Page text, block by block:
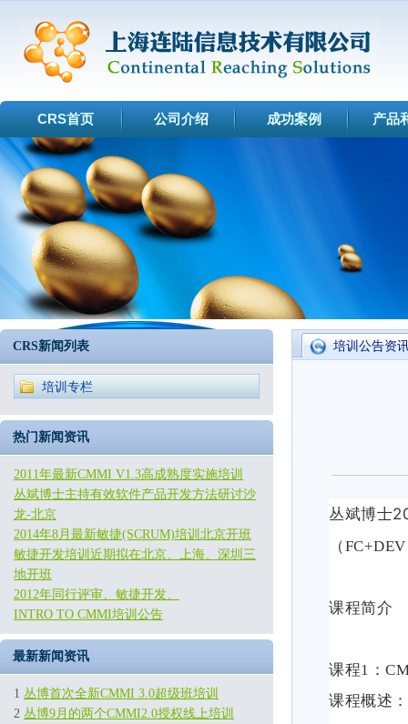
CRS首页 公司介绍 成功案例 产品
培训公告资
丛斌博士
（FC+DEV
课程简介
课程1 ：
课程概述
CRS新闻列表
培训专栏
热门新闻资讯
2011年最新CMMI V1.3高成熟度实施培训
丛斌博士主持有效软件产品开发方法研讨沙
龙-北京
2014年8月最新敏捷(SCRUM)培训北京开班
敏捷开发培训近期拟在北京、上海、深圳三
地开班
2012年同行评审、敏捷开发、
INTRO TO CMMI培训公告
最新新闻资讯
1 丛博首次全新CMMI 3.0超级班培训
2 丛博9月的两个CMMI2.0授权线上培训